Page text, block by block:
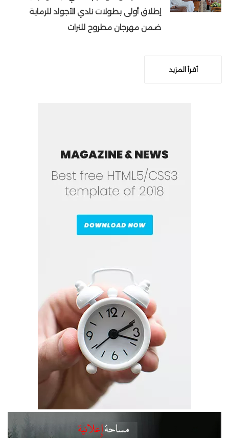
إطلاق أولى بطولات نادي الأجواد للرماية
ضمن مهرجان مطروح للتراث
أقرأ المزيد